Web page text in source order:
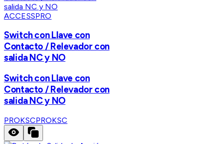
ACCESSPRO
Switch con Llave con
Contacto / Relevador con
salida NC y NO
Switch con Llave con
Contacto / Relevador con
salida NC y NO
PROKSCPROKSC